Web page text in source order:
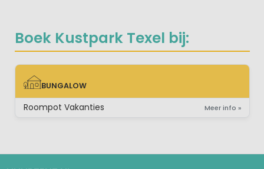
Boek Kustpark Texel bij:
BUNGALOW
BUNGALOW
Roompot Vakanties Meer info »